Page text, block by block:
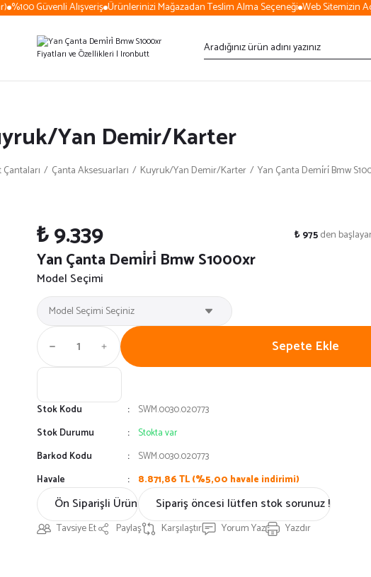
%100 Güvenli Alışveriş Ürünlerinizi Mağazadan Teslim Alma Seçeneği Web Sitemizin
Yan Demir/Karter
Çanta Aksesuarları Kuyruk/Yan Demir/Karter Yan Çanta Demi̇ri̇ Bmw
Yan Çanta Demi̇ri̇ Bmw S1000xr
₺ 9.339 ₺ 975den
Stok Kodu
SWM.0030.020773
Stok Durumu
Stokta var
Barkod Kodu
SWM.0030.020773
Havale
8.871,86 TL (%5,00 havale indirimi)
Model Seçimi
Sepete Ekle
Ön Siparişli Ürün Sipariş öncesi lütfen stok sorunuz !
Tavsiye Et Paylaş Karşılaştır Yorum Yaz Yazdır